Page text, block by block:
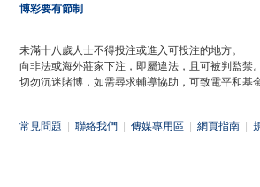
博彩要有節制
未滿十八歲人士不得投注或進入可投注的地方。
向非法或海外莊家下注，即屬違法，且可被判監禁。
切勿沉迷賭博，如需尋求輔導協助，可致電平和基
常見問題 聯絡我們 傳媒專用區 網頁指南